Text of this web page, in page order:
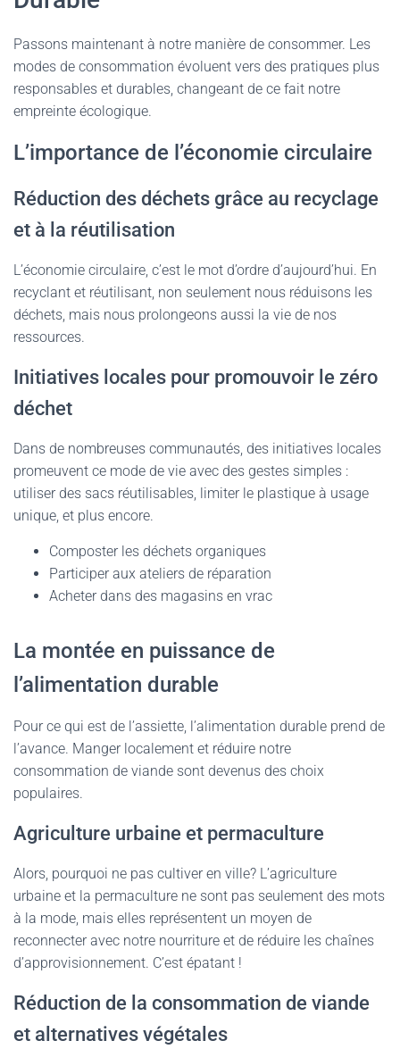
Passons maintenant à notre manière de consommer. Les
modes de consommation évoluent vers des pratiques plus
responsables et durables, changeant de ce fait notre
empreinte écologique.
L’importance de l’économie circulaire
Réduction des déchets grâce au recyclage
et à la réutilisation
L’économie circulaire, c’est le mot d’ordre d’aujourd’hui. En
recyclant et réutilisant, non seulement nous réduisons les
déchets, mais nous prolongeons aussi la vie de nos
ressources.
Initiatives locales pour promouvoir le zéro
déchet
Dans de nombreuses communautés, des initiatives locales
promeuvent ce mode de vie avec des gestes simples :
utiliser des sacs réutilisables, limiter le plastique à usage
unique, et plus encore.
Composter les déchets organiques
Participer aux ateliers de réparation
Acheter dans des magasins en vrac
La montée en puissance de
l’alimentation durable
Pour ce qui est de l’assiette, l’alimentation durable prend de
l’avance. Manger localement et réduire notre
consommation de viande sont devenus des choix
populaires.
Agriculture urbaine et permaculture
Alors, pourquoi ne pas cultiver en ville? L’agriculture
urbaine et la permaculture ne sont pas seulement des mots
à la mode, mais elles représentent un moyen de
reconnecter avec notre nourriture et de réduire les chaînes
d’approvisionnement. C’est épatant !
Réduction de la consommation de viande
et alternatives végétales